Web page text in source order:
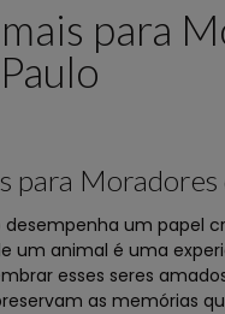
para
para
um papel
um animal é uma
esses seres
as memórias